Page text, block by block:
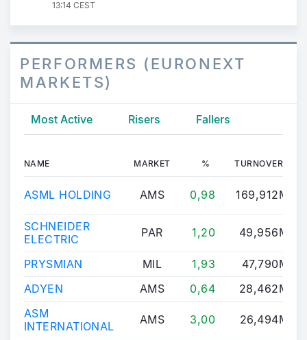
13:14 CEST
PERFORMERS (EURONEXT
MARKETS)
Most Active Risers Fallers
NAME MARKET % TURNOVER
ASML HOLDING AMS 0,98 169,912M
SCHNEIDER
ELECTRIC
PAR 1,20 49,956M
PRYSMIAN MIL 1,93 47,790M
ADYEN
AMS 0,64 28,462M
ASM
INTERNATIONAL
AMS 3,00 26,494M